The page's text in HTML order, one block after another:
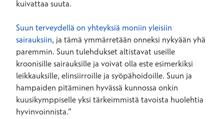
kuivattaa suuta.
Suun terveydellä on yhteyksiä moniin yleisiin
sairauksiin, ja tämä ymmärretään onneksi nykyään yhä
paremmin. Suun tulehdukset altistavat useille
kroonisille sairauksille ja voivat olla este esimerkiksi
leikkauksille, elinsiirroille ja syöpähoidoille. Suun ja
hampaiden pitäminen hyvässä kunnossa onkin
kuusikymppiselle yksi tärkeimmistä tavoista huolehtia
hyvinvoinnista.”